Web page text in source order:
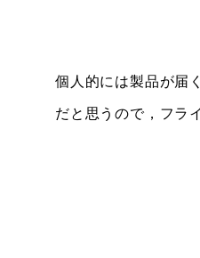
個人的には製品が届
だと思うので，フラ